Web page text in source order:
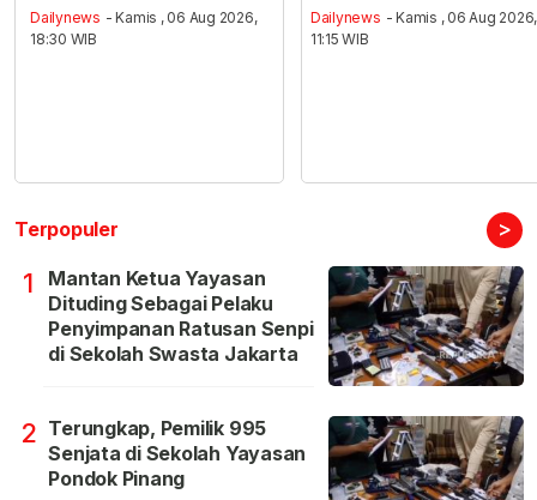
Dailynews - Kamis , 06 Aug 2026,
18:30 WIB
Dailynews - Kamis , 06 Aug 2026,
11:15 WIB
Terpopuler >
1
Mantan Ketua Yayasan
Dituding Sebagai Pelaku
Penyimpanan Ratusan Senpi
di Sekolah Swasta Jakarta
2 Terungkap, Pemilik 995
Senjata di Sekolah Yayasan
Pondok Pinang